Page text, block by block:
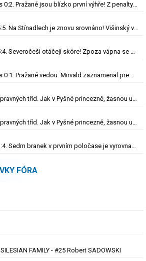
ONLINE: Zlín - Bohemians 0:2. Pražané jsou blízko první výhře! Z penalty zvýšil Čermák
ONLINE: Teplice - Plzeň 5:5. Na Stínadlech je znovu srovnáno! Višinský vrací Viktorii do hry
ONLINE: Teplice - Plzeň 5:4. Severočeši otáčejí skóre! Zpoza vápna se prosadil Fortelný
ONLINE: Zlín - Bohemians 0:1. Pražané vedou. Mirvald zaznamenal premiérovou trefu v lize
Plaga: Zrušíme rušení přípravných tříd. Jak v Pyšné princezně, žasnou učitelé
Plaga: Zrušíme rušení přípravných tříd. Jak v Pyšné princezně, žasnou učitelé
ONLINE: Teplice - Plzeň 3:4. Sedm branek v prvním poločase je vyrovnaný rekord české ligy
FÓRA
FAMILY - #25 Robert SADOWSKI